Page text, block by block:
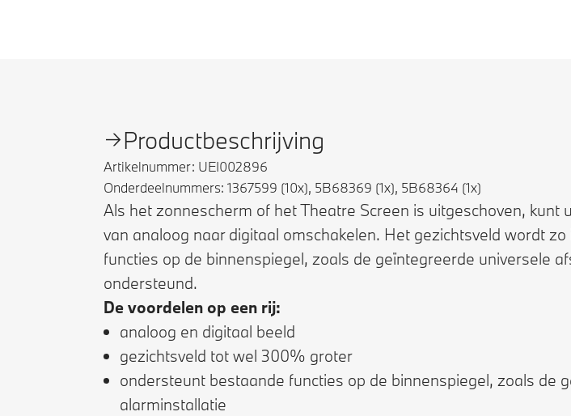
Productbeschrijving
Artikelnummer: UEI002896
Onderdeelnummers: 1367599 (10x), 5B68369 (1x), 5B68364 (1x)
Als het zonnescherm of het Theatre Screen is uitgeschoven,
van analoog naar digitaal omschakelen. Het gezichtsveld wordt
functies op de binnenspiegel, zoals de geïntegreerde universele
ondersteund.
De voordelen op een rij:
analoog en digitaal beeld
gezichtsveld tot wel 300% groter
ondersteunt bestaande functies op de binnenspiegel, zoals de
alarminstallatie